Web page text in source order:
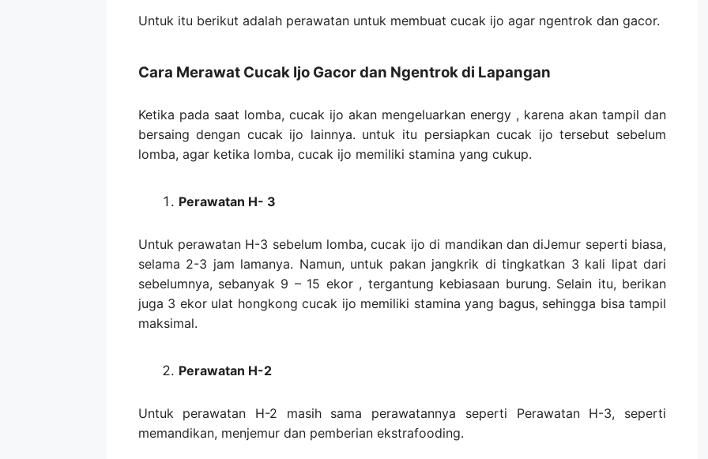
Untuk itu berikut adalah perawatan untuk membuat cucak ijo agar ngentrok dan gacor.
Cara Merawat Cucak Ijo Gacor dan Ngentrok di Lapangan
Ketika pada saat lomba, cucak ijo akan mengeluarkan energy , karena akan tampil dan
bersaing dengan cucak ijo lainnya. untuk itu persiapkan cucak ijo tersebut sebelum
lomba, agar ketika lomba, cucak ijo memiliki stamina yang cukup.
Perawatan H- 3
Untuk perawatan H-3 sebelum lomba, cucak ijo di mandikan dan diJemur seperti biasa,
selama 2-3 jam lamanya. Namun, untuk pakan jangkrik di tingkatkan 3 kali lipat dari
sebelumnya, sebanyak 9 – 15 ekor , tergantung kebiasaan burung. Selain itu, berikan
juga 3 ekor ulat hongkong cucak ijo memiliki stamina yang bagus, sehingga bisa tampil
maksimal.
Perawatan H-2
Untuk perawatan H-2 masih sama perawatannya seperti Perawatan H-3, seperti
memandikan, menjemur dan pemberian ekstrafooding.